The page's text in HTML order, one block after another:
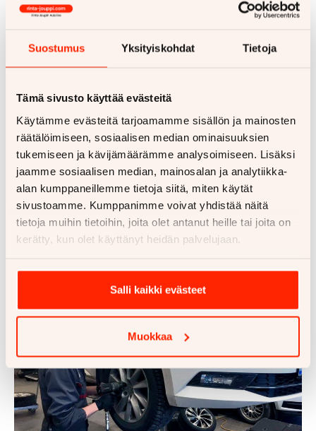
Suostumus Yksityiskohdat Tietoja
Tämä sivusto käyttää evästeitä
Käytämme evästeitä tarjoamamme sisällön ja mainosten
räätälöimiseen, sosiaalisen median ominaisuuksien
tukemiseen ja kävijämäärämme analysoimiseen. Lisäksi
jaamme sosiaalisen median, mainosalan ja analytiikka-
alan kumppaneillemme tietoja siitä, miten käytät
sivustoamme. Kumppanimme voivat yhdistää näitä
tietoja muihin tietoihin, joita olet antanut heille tai joita on
kerätty, kun olet käyttänyt heidän palvelujaan.
Salli kaikki evästeet
Muokkaa
Vuosihuolto